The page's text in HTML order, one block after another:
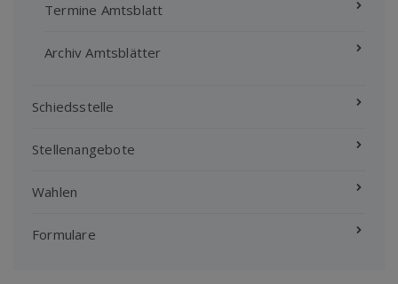
Termine Amtsblatt
Archiv Amtsblätter
Schiedsstelle
Stellenangebote
Wahlen
Formulare